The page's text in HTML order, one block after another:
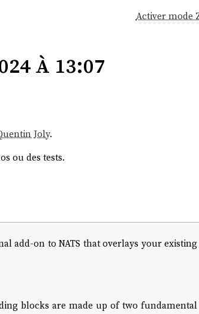
Activer mode
à 13:07
Joly.
ou des tests.
add-on to NATS that overlays your existing
blocks are made up of two fundamental